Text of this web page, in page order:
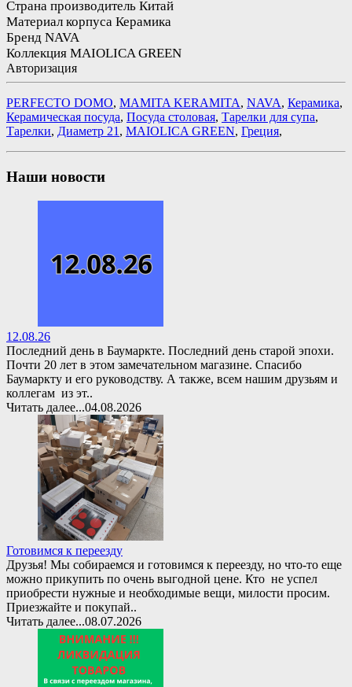
Страна производитель Китай
Материал корпуса Керамика
Бренд NAVA
Коллекция MAIOLICA GREEN
Авторизация
PERFECTO DOMO, MAMITA KERAMITA, NAVA, Керамика,
Керамическая посуда, Посуда столовая, Тарелки для супа,
Тарелки, Диаметр 21 , MAIOLICA GREEN, Греция,
Наши новости
12.08.26
Последний день в Баумаркте. Последний день старой эпохи.
Почти 20 лет в этом замечательном магазине. Спасибо
Баумаркту и его руководству. А также, всем нашим друзьям и
коллегам из эт..
Читать далее...04.08.2026
Готовимся к переезду
Друзья! Мы собираемся и готовимся к переезду, но что-то еще
можно прикупить по очень выгодной цене. Кто не успел
приобрести нужные и необходимые вещи, милости просим.
Приезжайте и покупай..
Читать далее...08.07.2026